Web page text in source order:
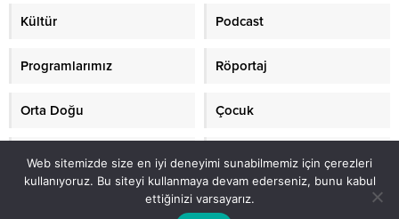
Kültür Podcast
Programlarımız Röportaj
Orta Doğu Çocuk
Mirat TV Makaleler
2021 mirathaber.com, tüm hakları saklıdır.© Mirat Haber Anadolu Ajansı
Web sitemizde size en iyi deneyimi sunabilmemiz için çerezleri
kullanıyoruz. Bu siteyi kullanmaya devam ederseniz, bunu kabul
ettiğinizi varsayarız.